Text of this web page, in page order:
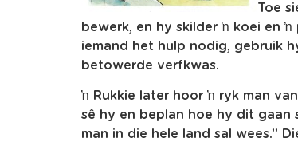
Toe
bewerk, en hy skilder ŉ koei en
iemand het hulp nodig, gebruik
betowerde verfkwas.
ŉ Rukkie later hoor ŉ ryk man
sê hy en beplan hoe hy dit gaan
man in die hele land sal wees.”